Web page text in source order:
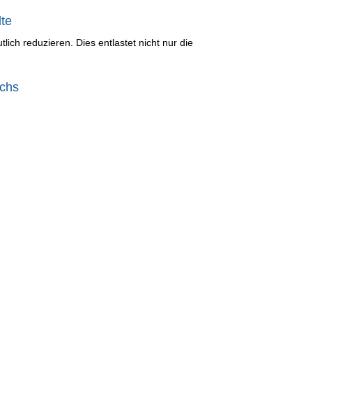
reduzieren. Dies entlastet nicht nur die